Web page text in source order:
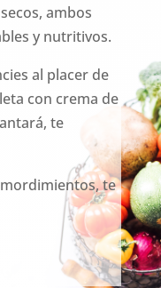
ambos
y nutritivos.
al placer de
con crema de
te
te